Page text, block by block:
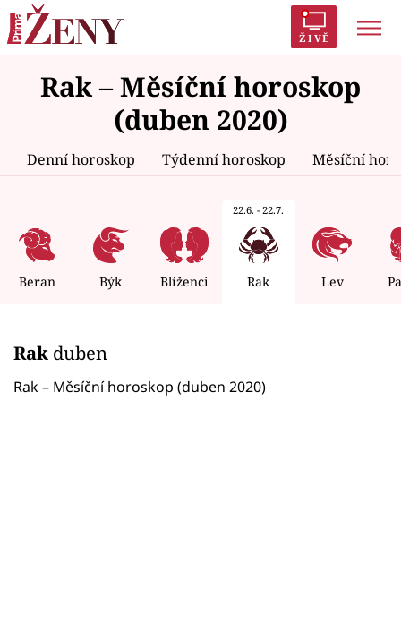
ŽIVĚ
Trendy: Polabí Inspekce Prostřeno!
AYTO?
Zrádci Proměny
Témata
Celebrity
Seriály
Rak – Měsíční horoskop
(duben 2020)
Denní horoskop Týdenní horoskop Měsíční
Beran Býk Blíženci
22.6. - 22.7.
Rak Lev
Rak duben
Rak – Měsíční horoskop (duben 2020)